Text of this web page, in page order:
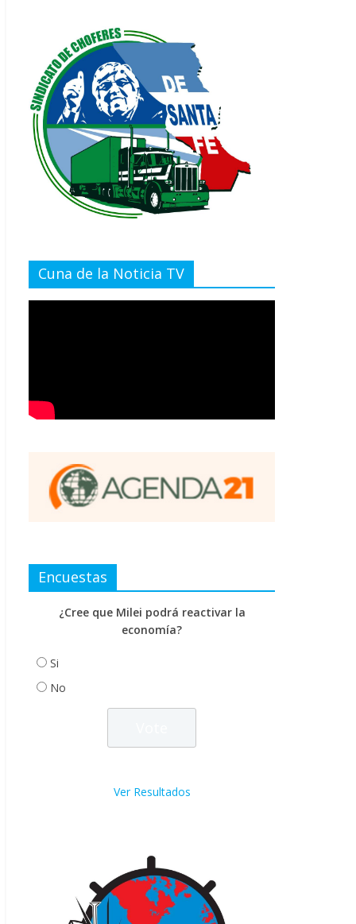
Cuna de la Noticia TV
Encuestas
¿Cree que Milei podrá reactivar la
economía?
Si
No
Ver Resultados